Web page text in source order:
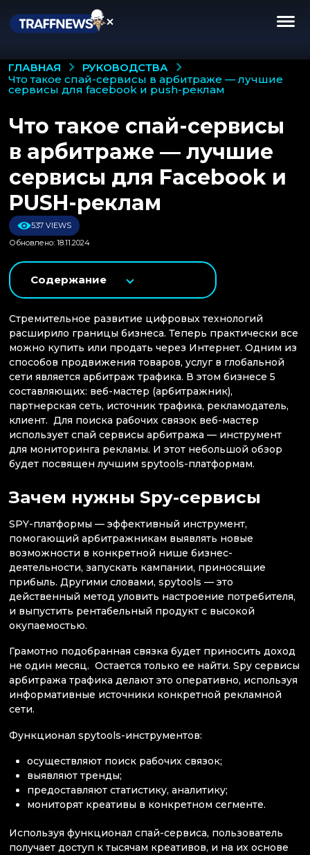
ГЛАВНАЯ
РУКОВОДСТВА
что такое спай-сервисы в арбитраже — лучшие
сервисы для facebook и push-реклам
Что такое спай-сервисы
в арбитраже — лучшие
сервисы для Facebook и
PUSH-реклам
537 VIEWS
Обновлено: 18.11.2024
Содержание
Стремительное развитие цифровых технологий
расширило границы бизнеса. Теперь практически все
можно купить или продать через Интернет. Одним из
способов продвижения товаров, услуг в глобальной
сети является арбитраж трафика. В этом бизнесе 5
составляющих: веб-мастер (арбитражник),
партнерская сеть, источник трафика, рекламодатель,
клиент. Для поиска рабочих связок веб-мастер
использует спай сервисы арбитража — инструмент
для мониторинга рекламы. И этот небольшой обзор
будет посвящен лучшим spytools-платформам.
Зачем нужны Spy-сервисы
SPY-платформы — эффективный инструмент,
помогающий арбитражникам выявлять новые
возможности в конкретной нише бизнес-
деятельности, запускать кампании, приносящие
прибыль. Другими словами, spytools — это
действенный метод уловить настроение потребителя,
и выпустить рентабельный продукт с высокой
окупаемостью.
Грамотно подобранная связка будет приносить доход
не один месяц. Остается только ее найти. Spy сервисы
арбитража трафика делают это оперативно, используя
информативные источники конкретной рекламной
сети.
Функционал spytools-инструментов:
осуществляют поиск рабочих связок;
выявляют тренды;
предоставляют статистику, аналитику;
мониторят креативы в конкретном сегменте.
Используя функционал спай-сервиса, пользователь
получает доступ к тысячам креативов, и на их основе